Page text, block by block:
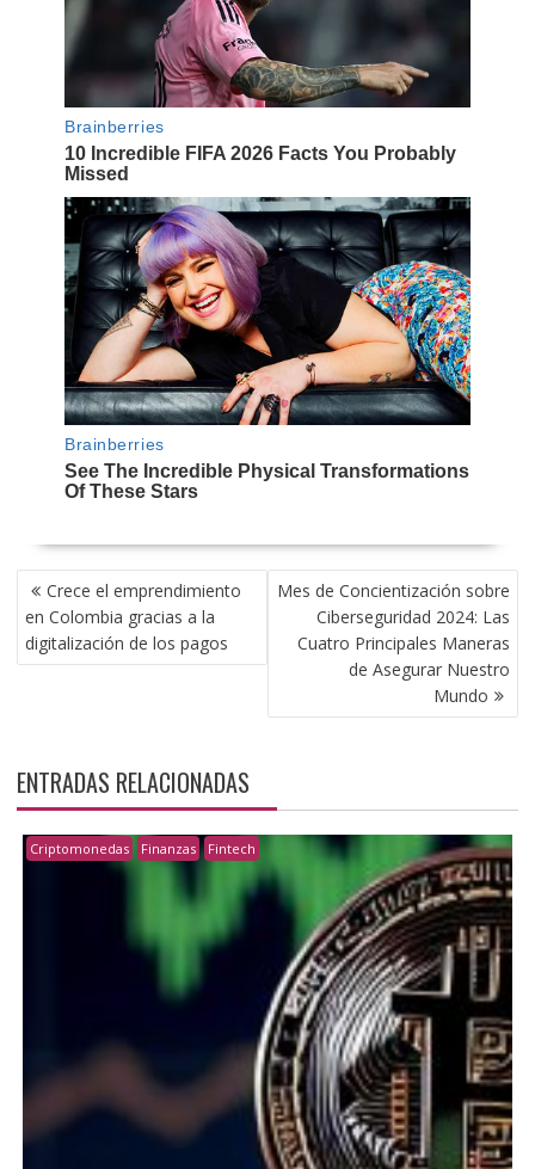
NAVEGACIÓN
DE
ENTRADAS
Crece el emprendimiento
en Colombia gracias a la
digitalización de los pagos
Mes de Concientización sobre
Ciberseguridad 2024: Las
Cuatro Principales Maneras
de Asegurar Nuestro
Mundo
ENTRADAS RELACIONADAS
Criptomonedas Finanzas Fintech